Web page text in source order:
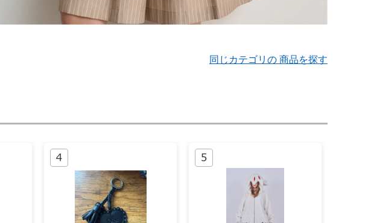
同じカテゴリの 商品を探す